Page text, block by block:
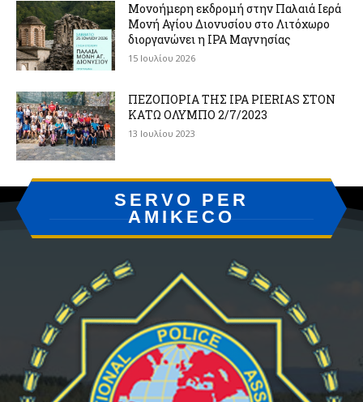
Μονοήμερη εκδρομή στην Παλαιά Ιερά
Μονή Αγίου Διονυσίου στο Λιτόχωρο
διοργανώνει η IPA Μαγνησίας
15 Ιουλίου 2026
ΠΕΖΟΠΟΡΙΑ ΤΗΣ IPA PIERIAS ΣΤΟΝ
ΚΑΤΩ ΟΛΥΜΠΟ 2/7/2023
13 Ιουλίου 2023
SERVO PER
AMIKECO